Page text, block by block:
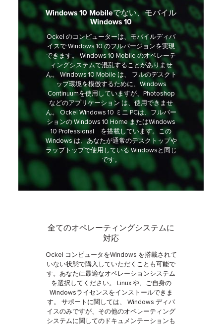
Windows 10 Mobileでない、モバイル
Windows 10
Ockel のコンピューターは、モバイルディバ
イスで Windows 10 のフルバージョンを実現
できます。 Windows 10 Mobile のオペレーテ
ィングシステムで混乱することがありませ
ん。 Windows 10 Mobile は、 フルのデスクト
ップ環境を模倣するために、Windows
Continuumを使用していますが、Photoshop
などのアプリケーション は、使用できませ
ん。 Ockel Windows 10 ミニ PCは、フルバー
ションの Windows 10 Home またはWindows
10 Professional を搭載しています。この
Windows は、あなたが通常のデスクトップや
ラップトップで使用している Windowsと同じ
です。
全てのオペレーティングシステムに
対応
Ockel コンピュータをWindows を搭載されて
いない状態で購入していただくことも可能で
す。あなたに最適なオペレーションシステム
を選択してください。 Linux や、ご自身の
Windowsライセンスをインストールできま
す。 サポートに関しては、 Windows ディバ
イスのみですが、その他のオペレーティング
システムに関してのドキュメンテーションも